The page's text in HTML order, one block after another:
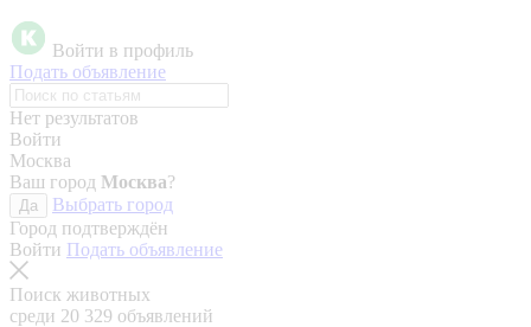
Войти в профиль
Подать объявление
Нет результатов
Войти
Москва
Ваш город Москва?
Да
Выбрать город
Город подтверждён
Войти Подать объявление
Поиск животных
среди 20 329 объявлений